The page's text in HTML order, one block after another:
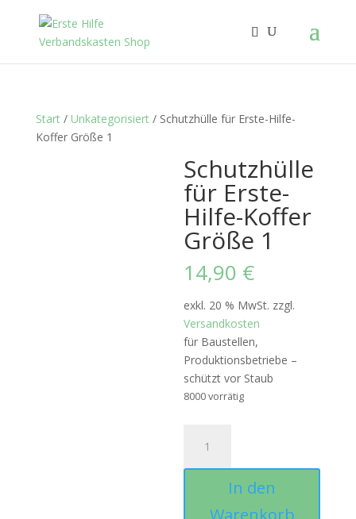
Start/ Unkategorisiert/ Schutzhülle für Erste-Hilfe-
Koffer Größe 1
Schutzhülle
für Erste-
Hilfe-Koffer
Größe 1
14,90 €
exkl. 20 % MwSt. zzgl.
Versandkosten
für Baustellen,
Produktionsbetriebe –
schützt vor Staub
8000 vorrätig
Erste-
Koffer
In den
Warenkorb